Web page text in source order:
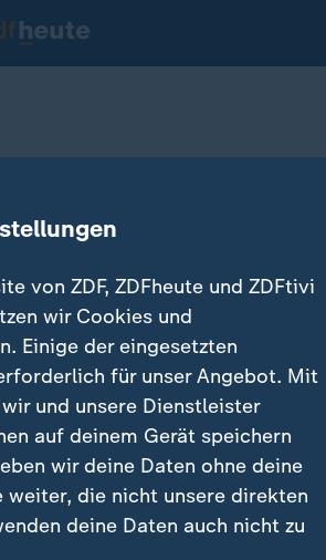
von ZDF, ZDFheute und ZDFtivi
wir Cookies und
Einige der eingesetzten
für unser Angebot. Mit
und unsere Dienstleister
auf deinem Gerät speichern
wir deine Daten ohne deine
die nicht unsere direkten
deine Daten auch nicht zu